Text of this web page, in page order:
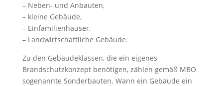
– Neben- und Anbauten,
– kleine Gebäude,
– Einfamilienhäuser,
– Landwirtschaftliche Gebäude.
Zu den Gebäudeklassen, die ein eigenes
Brandschutzkonzept benötigen, zählen gemäß MBO
sogenannte Sonderbauten. Wann ein Gebäude ein